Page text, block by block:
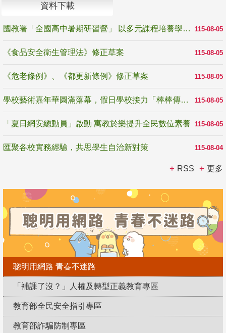
資料下載
115-08-05
國教署「全國高中暑期研習營」 以多元課程培養學生瞭解誠信專業與倫理價值
115-08-05
《食品安全衛生管理法》修正草案
115-08-05
《危老條例》、《都更新條例》修正草案
115-08-05
學校藝術嘉年華圓滿落幕，假日學校接力「棒棒傳美感」
115-08-05
「夏日網安總動員」啟動 寓教於樂提升全民數位素養
115-08-04
匯聚各校實務經驗，共思學生自治新對策
RSS 更多
聰明用網路 青春不迷路
「補課了沒？」人權及轉型正義教育專區
教育部全民安全指引專區
教育部詐騙防制專區